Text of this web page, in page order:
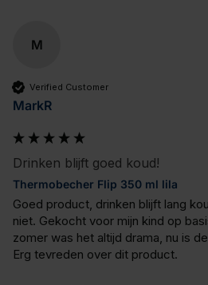
M
Verified Customer
MarkR
Drinken blijft goed koud!
Thermobecher Flip 350 ml lila
Goed product, drinken blijft lang
niet. Gekocht voor mijn kind op
zomer was het altijd drama, nu is
Erg tevreden over dit product.